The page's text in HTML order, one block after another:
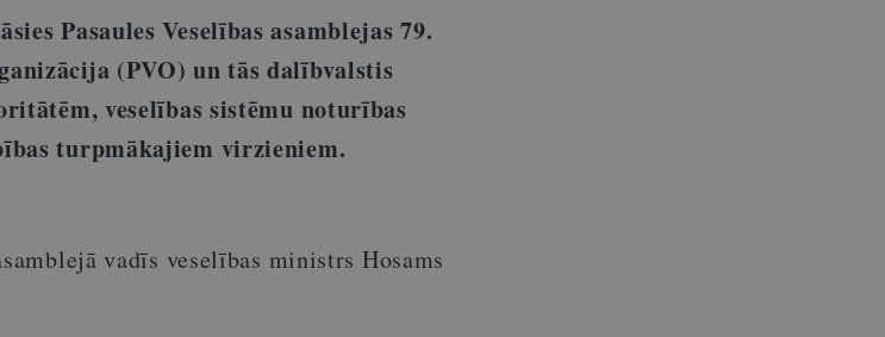
Pasaules Veselības asamblejas 79.
(PVO) un tās dalībvalstis
veselības sistēmu noturības
turpmākajiem virzieniem.
vadīs veselības ministrs Hosams